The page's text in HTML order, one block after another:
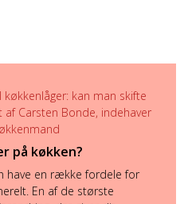
på køkken?
have en række fordele for
En af de største